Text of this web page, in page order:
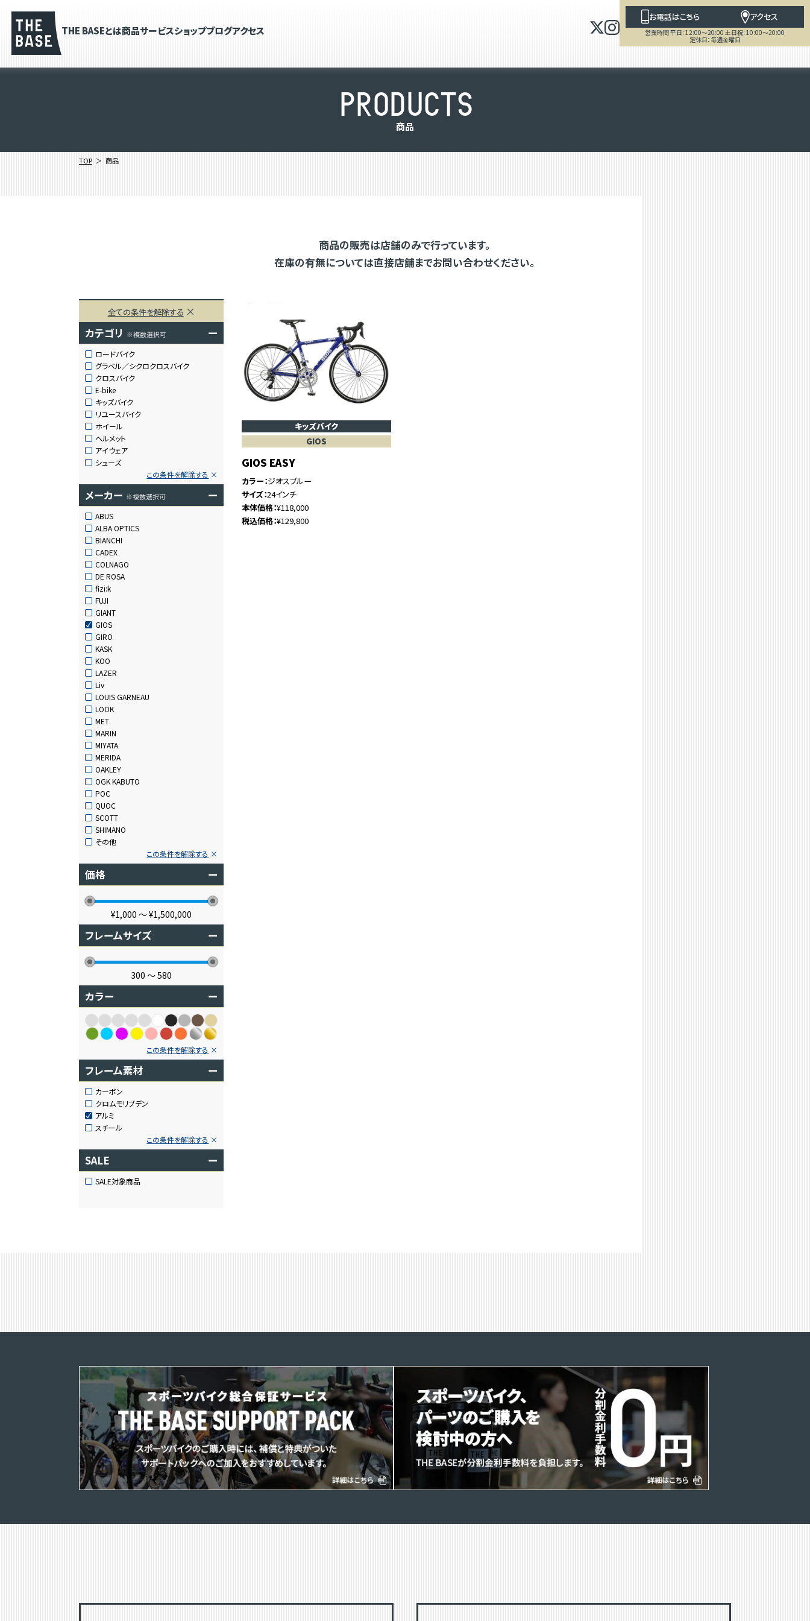
THE BASEとは商品サービスショップブログアクセス
お電話はこちら アクセス
営業時間 平日：12:00～20:00 土日祝：10:00～20:00
定休日：毎週金曜日
PRODUCTS
商品
TOP 商品
商品の販売は店舗のみで行っています。
在庫の有無については直接店舗までお問い合わせください。
全ての条件を解除する
カテゴリ ※複数選択可 ー
ロードバイク
グラベル／シクロクロスバイク
クロスバイク
E-bike
キッズバイク
リユースバイク
ホイール
ヘルメット
アイウェア
シューズ
この条件を解除する
メーカー ※複数選択可 ー
ABUS
ALBA OPTICS
BIANCHI
CADEX
COLNAGO
DE ROSA
fizi:k
FUJI
GIANT
GIOS
GIRO
KASK
KOO
LAZER
Liv
LOUIS GARNEAU
LOOK
MET
MARIN
MIYATA
MERIDA
OAKLEY
OGK KABUTO
POC
QUOC
SCOTT
SHIMANO
その他
この条件を解除する
価格 ー
¥1,000 〜¥1,500,000
フレームサイズ ー
300 〜580
カラー ー
この条件を解除する
フレーム素材 ー
カーボン
クロムモリブデン
アルミ
スチール
この条件を解除する
SALE ー
SALE対象商品
キッズバイク
GIOS
GIOS EASY
カラー ジオスブルー
サイズ 24インチ
本体価格 ¥118,000
税込価格 ¥129,800